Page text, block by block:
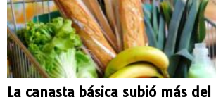
La canasta básica subió más